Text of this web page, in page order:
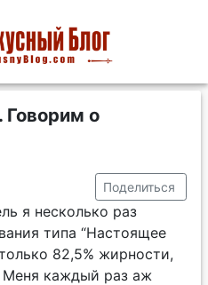
Говорим о
Поделиться
я несколько раз
типа “Настоящее
82,5% жирности,
Меня каждый раз аж